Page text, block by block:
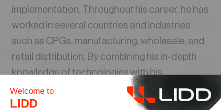
implementation. Throughout his career, he has
worked in several countries and industries
such as CPGs, manufacturing, wholesale, and
retail distribution. By combining his in-depth
knowledge of technologies with his
interdisciplinary experience, Alexander can
advise and accompany companies